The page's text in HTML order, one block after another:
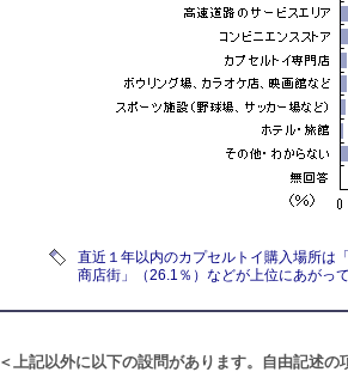
直近１年以内のカプセルトイ購入場所は
商店街」（26.1％）などが上位にあがっ
＜上記以外に以下の設問があります。自由記述の